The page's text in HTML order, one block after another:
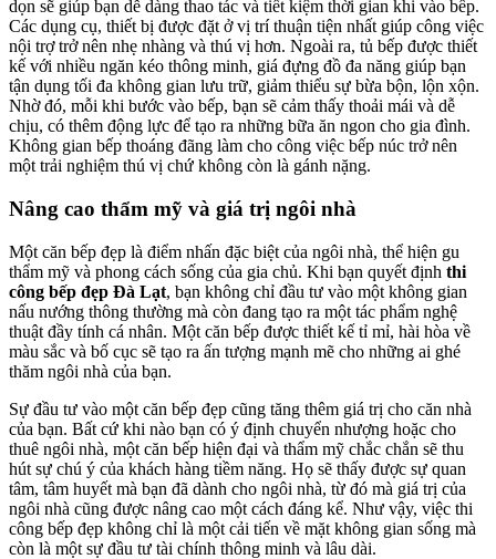
dọn sẽ giúp bạn dễ dàng thao tác và tiết kiệm thời gian khi vào bếp.
Các dụng cụ, thiết bị được đặt ở vị trí thuận tiện nhất giúp công việc
nội trợ trở nên nhẹ nhàng và thú vị hơn. Ngoài ra, tủ bếp được thiết
kế với nhiều ngăn kéo thông minh, giá đựng đồ đa năng giúp bạn
tận dụng tối đa không gian lưu trữ, giảm thiểu sự bừa bộn, lộn xộn.
Nhờ đó, mỗi khi bước vào bếp, bạn sẽ cảm thấy thoải mái và dễ
chịu, có thêm động lực để tạo ra những bữa ăn ngon cho gia đình.
Không gian bếp thoáng đãng làm cho công việc bếp núc trở nên
một trải nghiệm thú vị chứ không còn là gánh nặng.
Nâng cao thẩm mỹ và giá trị ngôi nhà
Một căn bếp đẹp là điểm nhấn đặc biệt của ngôi nhà, thể hiện gu
thẩm mỹ và phong cách sống của gia chủ. Khi bạn quyết định thi
công bếp đẹp Đà Lạt, bạn không chỉ đầu tư vào một không gian
nấu nướng thông thường mà còn đang tạo ra một tác phẩm nghệ
thuật đầy tính cá nhân. Một căn bếp được thiết kế tỉ mỉ, hài hòa về
màu sắc và bố cục sẽ tạo ra ấn tượng mạnh mẽ cho những ai ghé
thăm ngôi nhà của bạn.
Sự đầu tư vào một căn bếp đẹp cũng tăng thêm giá trị cho căn nhà
của bạn. Bất cứ khi nào bạn có ý định chuyển nhượng hoặc cho
thuê ngôi nhà, một căn bếp hiện đại và thẩm mỹ chắc chắn sẽ thu
hút sự chú ý của khách hàng tiềm năng. Họ sẽ thấy được sự quan
tâm, tâm huyết mà bạn đã dành cho ngôi nhà, từ đó mà giá trị của
ngôi nhà cũng được nâng cao một cách đáng kể. Như vậy, việc thi
công bếp đẹp không chỉ là một cải tiến về mặt không gian sống mà
còn là một sự đầu tư tài chính thông minh và lâu dài.